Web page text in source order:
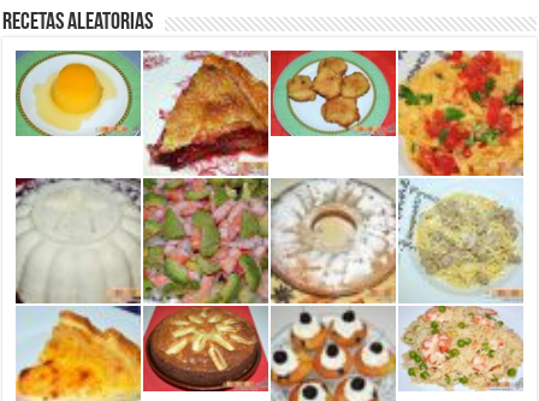
Recetas aleatorias